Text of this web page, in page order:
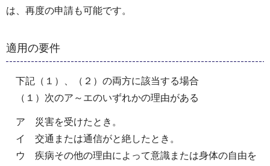
は、再度の申請も可能です。
適用の要件
下記（１）、（２）の両方に該当する場合
（１）次のア～エのいずれかの理由がある
ア 災害を受けたとき。
イ 交通または通信がと絶したとき。
ウ 疾病その他の理由によって意識または身体の自由を